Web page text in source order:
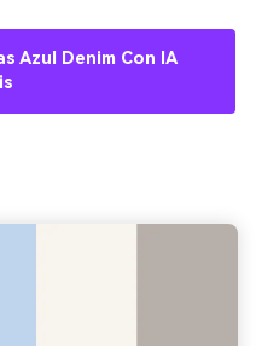
Azul Denim Con IA